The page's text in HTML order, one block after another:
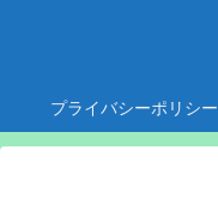
プライバシーポリシー